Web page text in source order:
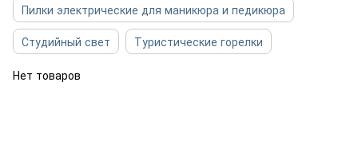
Пилки электрические для маникюра и педикюра
Студийный свет
Туристические горелки
Нет товаров